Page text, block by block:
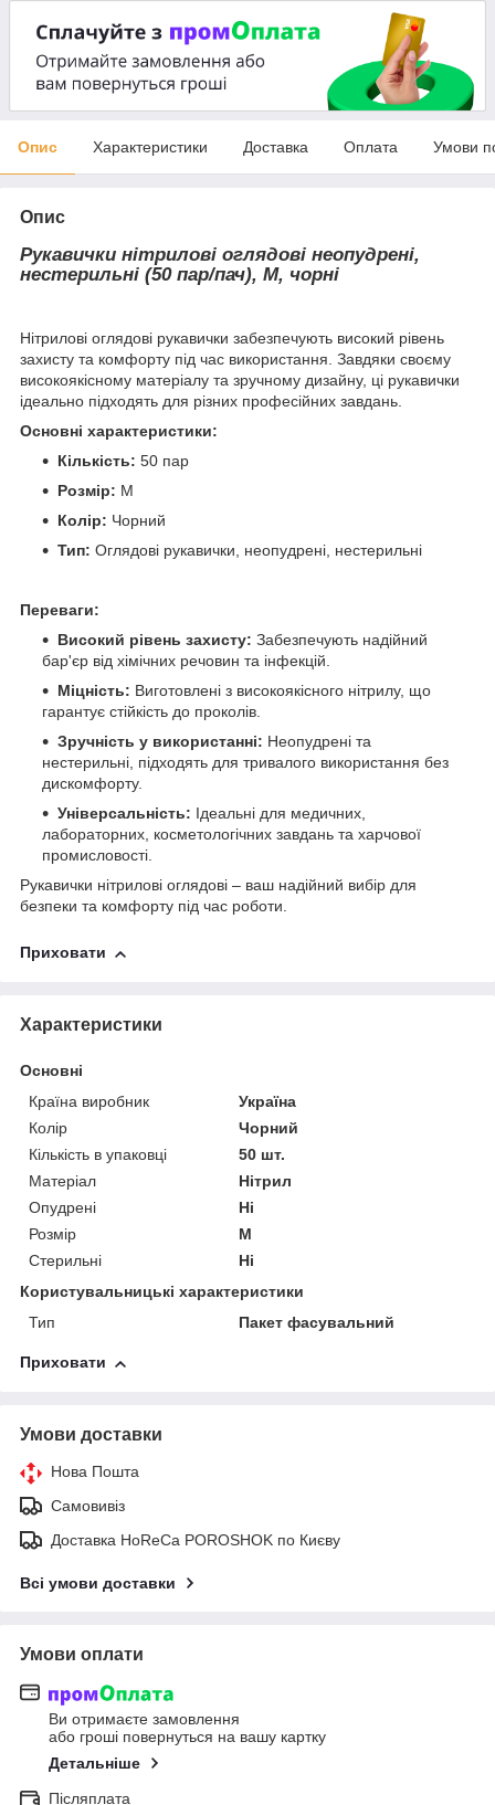
Опис Характеристики Доставка Оплата Умови
Опис
Рукавички нітрилові оглядові неопудрені,
нестерильні (50 пар/пач), М, чорні
Нітрилові оглядові рукавички забезпечують високий рівень
захисту та комфорту під час використання. Завдяки своєму
високоякісному матеріалу та зручному дизайну, ці рукавички
ідеально підходять для різних професійних завдань.
Основні характеристики:
Кількість: 50 пар
Розмір: М
Колір: Чорний
Тип: Оглядові рукавички, неопудрені, нестерильні
Переваги:
Високий рівень захисту: Забезпечують надійний
бар'єр від хімічних речовин та інфекцій.
Міцність: Виготовлені з високоякісного нітрилу, що
гарантує стійкість до проколів.
Зручність у використанні: Неопудрені та
нестерильні, підходять для тривалого використання без
дискомфорту.
Універсальність: Ідеальні для медичних,
лабораторних, косметологічних завдань та харчової
промисловості.
Рукавички нітрилові оглядові – ваш надійний вибір для
безпеки та комфорту під час роботи.
Приховати
Характеристики
Основні
Країна виробник
Україна
Колір
Чорний
Кількість в упаковці
50 шт.
Матеріал
Нітрил
Опудрені
Ні
Розмір
M
Стерильні
Ні
Користувальницькі характеристики
Тип
Пакет фасувальний
Приховати
Умови доставки
Нова Пошта
Самовивіз
Доставка HoReCa POROSHOK по Києву
Всі умови доставки
Умови оплати
Ви отримаєте замовлення
або гроші повернуться на вашу картку
Детальніше
Післяплата